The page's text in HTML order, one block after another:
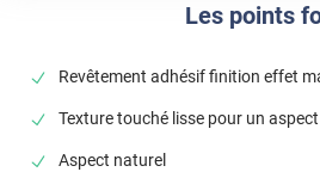
Les points
Revêtement adhésif finition effet
Texture touché lisse pour un
Aspect naturel